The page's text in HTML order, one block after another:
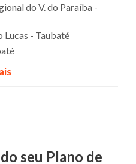
do V. do Paraíba -
Lucas - Taubaté
seu Plano de